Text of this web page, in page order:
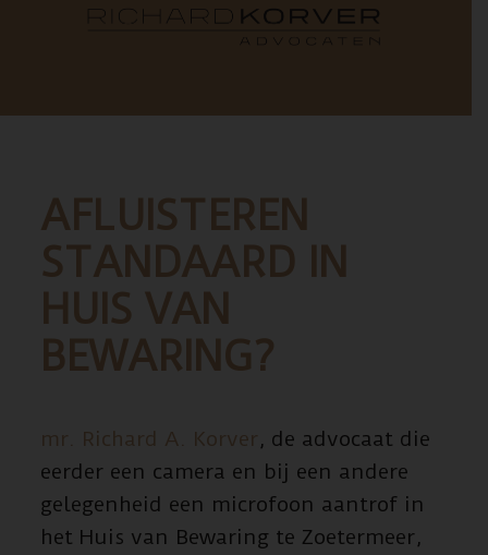
AFLUISTEREN
STANDAARD IN
HUIS VAN
BEWARING?
mr. Richard A. Korver, de advocaat die
eerder een camera en bij een andere
gelegenheid een microfoon aantrof in
het Huis van Bewaring te Zoetermeer,